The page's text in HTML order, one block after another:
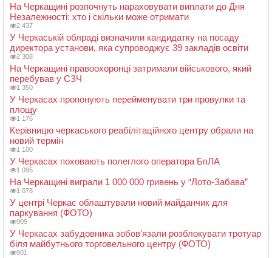
На Черкащині розпочнуть нараховувати виплати до Дня
Незалежності: хто і скільки може отримати
2 437
У Черкаській облраді визначили кандидатку на посаду
директора установи, яка супроводжує 39 закладів освіти
2 308
На Черкащині правоохоронці затримали військового, який
перебував у СЗЧ
1 350
У Черкасах пропонують перейменувати три провулки та
площу
1 176
Керівницю черкаського реабілітаційного центру обрали на
новий термін
1 100
У Черкасах поховають полеглого оператора БпЛА
1 095
На Черкащині виграли 1 000 000 гривень у “Лото-Забава”
1 078
У центрі Черкас облаштували новий майданчик для
паркування (ФОТО)
909
У Черкасах забудовника зобов’язали розблокувати тротуар
біля майбутнього торговельного центру (ФОТО)
901